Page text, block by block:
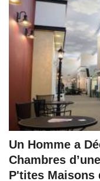
Un Homme a
Chambres
P'tites Maisons